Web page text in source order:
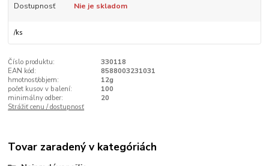
Dostupnosť Nie je skladom
/ks
Číslo produktu:
330118
EAN kód:
8588003231031
hmotnosť/objem:
12g
počet kusov v balení:
100
minimálny odber:
20
Strážiť cenu / dostupnosť
Tovar zaradený v kategóriách